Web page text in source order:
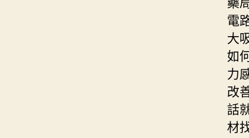
電
大
如
力
改
話
材